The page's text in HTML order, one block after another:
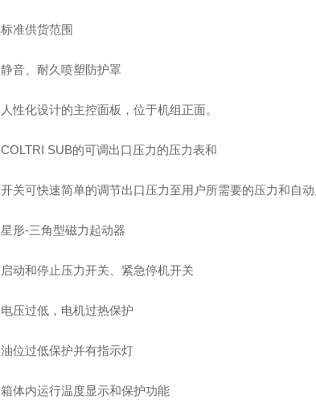
标准供货范围
静音、耐久喷塑防护罩
人性化设计的主控面板，位于机组正面。
COLTRI SUB的可调出口压力的压力表和
开关可快速简单的调节出口压力至用户所需要的压力和自动
星形-三角型磁力起动器
启动和停止压力开关、紧急停机开关
电压过低，电机过热保护
油位过低保护并有指示灯
箱体内运行温度显示和保护功能